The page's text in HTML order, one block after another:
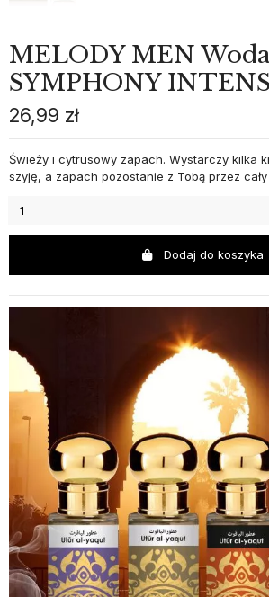
MELODY MEN
SYMPHONY
26,99 zł
Świeży i cytrusowy zapach. Wystarczy kilka
szyję, a zapach pozostanie z Tobą przez
Dodaj do koszyka